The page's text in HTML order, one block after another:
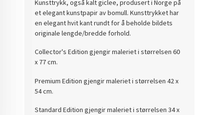
Kunsttrykk, også kalt giclee, produsert i Norge på
et elegant kunstpapir av bomull. Kunsttrykket har
en elegant hvit kant rundt for å beholde bildets
originale lengde/bredde forhold.
Collector's Edition gjengir maleriet i størrelsen 60
x 77 cm.
Premium Edition gjengir maleriet i størrelsen 42 x
54 cm.
Standard Edition gjengir maleriet i størrelsen 34 x